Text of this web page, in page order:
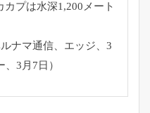
カプは水深1,200メート
ナマ通信、エッジ、3
3月7日）